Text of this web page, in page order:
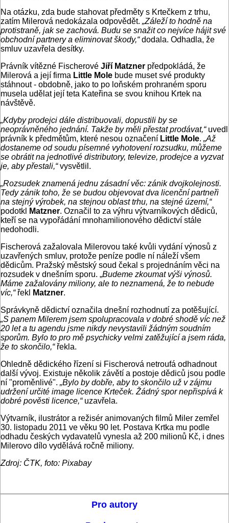
Na otázku, zda bude stahovat předměty s Krtečkem z trhu,
zatím Milerová nedokázala odpovědět. „Záleží to hodně na
protistraně, jak se zachová. Budu se snažit co nejvíce hájit své
obchodní partnery a eliminovat škody,“dodala. Odhadla, že
smluv uzavřela desítky.
Právník vítězné Fischerové Jiří Matzner předpokládá, že
Milerová a její firma Little Mole bude muset své produkty
stáhnout - obdobně, jako to po loňském prohraném sporu
musela udělat její teta Kateřina se svou knihou Krtek na
návštěvě.
„Kdyby prodejci dále distribuovali, dopustili by se
neoprávněného jednání. Takže by měli přestat prodávat,“uvedl
právník k předmětům, které nesou označení Little Mole. „Až
dostaneme od soudu písemné vyhotovení rozsudku, můžeme
se obrátit na jednotlivé distributory, televize, prodejce a vyzvat
je, aby přestali,“vysvětlil.
„Rozsudek znamená jednu zásadní věc: zánik dvojkolejnosti.
Tedy zánik toho, že se budou objevovat dva licenční partneři
na stejný výrobek, na stejnou oblast trhu, na stejné území,“
podotkl
Matzner. Označil to za výhru výtvarníkových dědiců,
kteří se na vypořádání mnohamilionového dědictví stále
nedohodli.
Fischerová zažalovala Milerovou také kvůli vydání výnosů z
uzavřených smluv, protože peníze podle ní náleží všem
dědicům. Pražský městský soud čekal s projednáním věci na
rozsudek v dnešním sporu. „Budeme zkoumat výši výnosů.
Máme zažalovány miliony, ale to neznamená, že to nebude
víc,“řekl Matzner.
Správkyně dědictví označila dnešní rozhodnutí za potěšující.
„S panem Milerem jsem spolupracovala v dobré shodě víc než
20 let a tu agendu jsme nikdy nevystavili žádným soudním
sporům. Bylo to pro mě psychicky velmi zatěžující a jsem ráda,
že to skončilo,“řekla.
Ohledně dědického řízení si Fischerová netroufá odhadnout
další vývoj. Existuje několik závětí a postoje dědiců jsou podle
ní "proměnlivé". „Bylo by dobře, aby to skončilo už v zájmu
udržení určité image licence Krteček. Žádný spor nepřispívá k
dobré pověsti licence,“ uzavřela.
Výtvarník, ilustrátor a režisér animovaných filmů Miler zemřel
30. listopadu 2011 ve věku 90 let. Postava Krtka mu podle
odhadu českých vydavatelů vynesla až 200 milionů Kč, i dnes
Milerovo dílo vydělává ročně miliony.
Zdroj: ČTK, foto: Pixabay
Pro autory